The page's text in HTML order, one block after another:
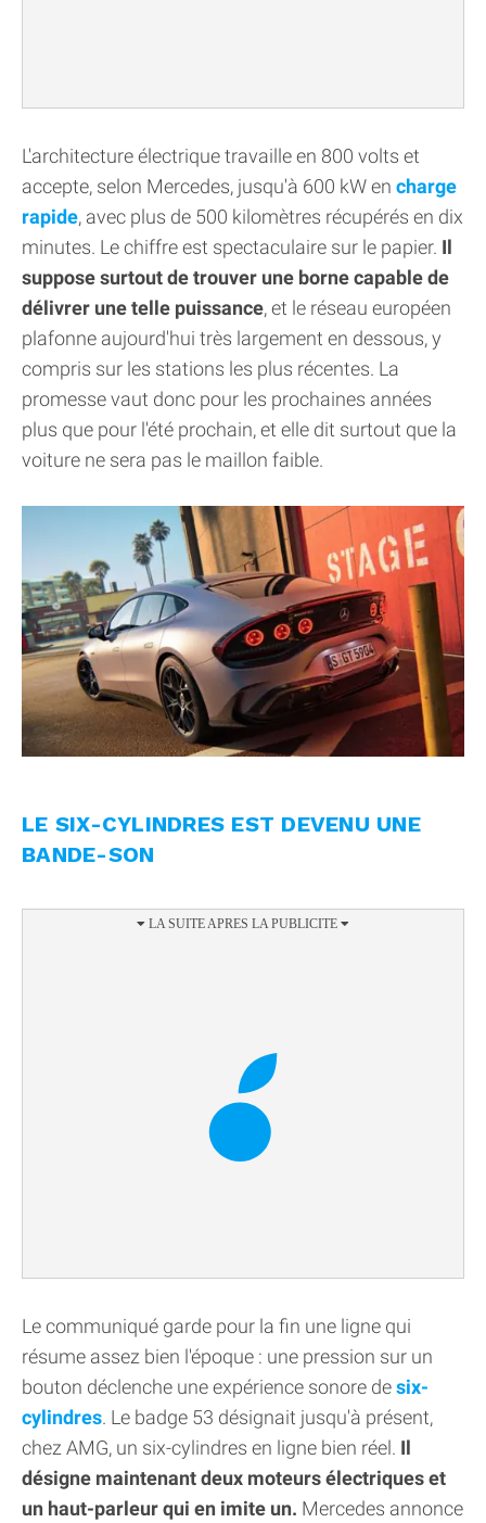
L'architecture électrique travaille en 800 volts et
accepte, selon Mercedes, jusqu'à 600 kW en charge
rapide, avec plus de 500 kilomètres récupérés en dix
minutes. Le chiffre est spectaculaire sur le papier. Il
suppose surtout de trouver une borne capable de
délivrer une telle puissance, et le réseau européen
plafonne aujourd'hui très largement en dessous, y
compris sur les stations les plus récentes. La
promesse vaut donc pour les prochaines années
plus que pour l'été prochain, et elle dit surtout que la
voiture ne sera pas le maillon faible.
LE SIX-CYLINDRES EST DEVENU UNE
BANDE-SON
Le communiqué garde pour la fin une ligne qui
résume assez bien l'époque : une pression sur un
bouton déclenche une expérience sonore desix-
cylindres. Le badge 53 désignait jusqu'à présent,
chez AMG, un six-cylindres en ligne bien réel. Il
désigne maintenant deux moteurs électriques et
un haut-parleur qui en imite un. Mercedes annonce